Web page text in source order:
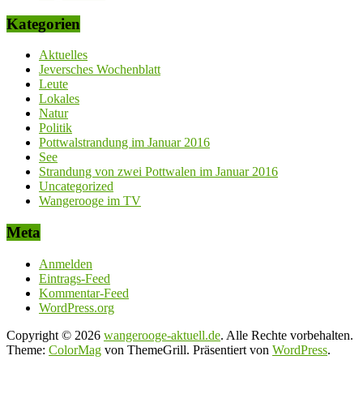
Kategorien
Aktuelles
Jeversches Wochenblatt
Leute
Lokales
Natur
Politik
Pottwalstrandung im Januar 2016
See
Strandung von zwei Pottwalen im Januar 2016
Uncategorized
Wangerooge im TV
Meta
Anmelden
Eintrags-Feed
Kommentar-Feed
WordPress.org
Copyright © 2026 wangerooge-aktuell.de. Alle Rechte vorbehalten.
Theme: ColorMag von ThemeGrill. Präsentiert von WordPress.